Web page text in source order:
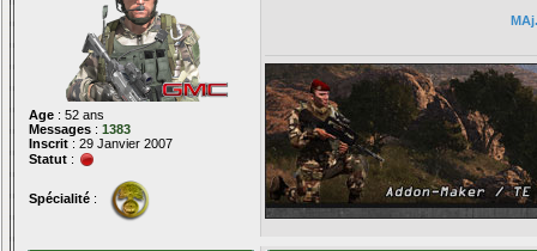
Age : 52 ans
Messages : 1383
Inscrit : 29 Janvier 2007
Statut :
Spécialité :